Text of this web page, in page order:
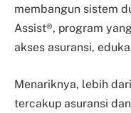
membangun sistem
Assist®, program
akses asuransi,
Menariknya, lebih
tercakup asuransi